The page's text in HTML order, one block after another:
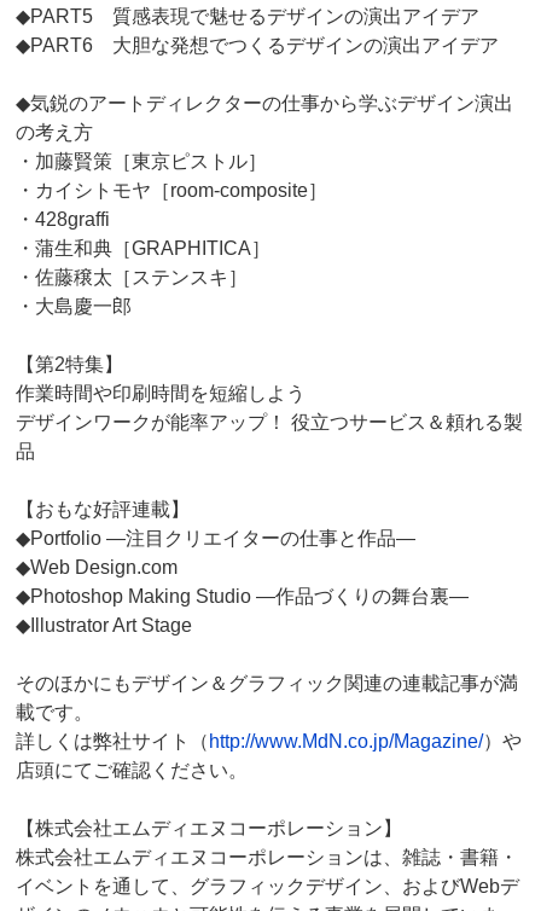
◆PART5 質感表現で魅せるデザインの演出アイデア
◆PART6 大胆な発想でつくるデザインの演出アイデア
◆気鋭のアートディレクターの仕事から学ぶデザイン演出
の考え方
・加藤賢策［東京ピストル］
・カイシトモヤ［room-composite］
・428graffi
・蒲生和典［GRAPHITICA］
・佐藤穣太［ステンスキ］
・大島慶一郎
【第2特集】
作業時間や印刷時間を短縮しよう
デザインワークが能率アップ！ 役立つサービス＆頼れる製
品
【おもな好評連載】
◆Portfolio ―注目クリエイターの仕事と作品―
◆Web Design.com
◆Photoshop Making Studio ―作品づくりの舞台裏―
◆Illustrator Art Stage
そのほかにもデザイン＆グラフィック関連の連載記事が満
載です。
詳しくは弊社サイト（ http://www.MdN.co.jp/Magazine/）や
店頭にてご確認ください。
【株式会社エムディエヌコーポレーション】
株式会社エムディエヌコーポレーションは、雑誌・書籍・
イベントを通して、グラフィックデザイン、およびWebデ